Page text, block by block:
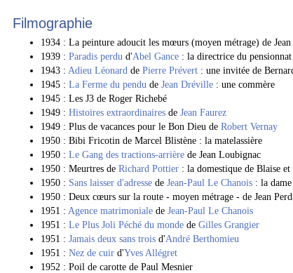
Filmographie
1934 : La peinture adoucit les mœurs (moyen métrage) de
1939 : Paradis perdu d'Abel Gance : la directrice du pensionnat
1943 : Adieu Léonard de Pierre Prévert : une invitée de
1945 : La Ferme du pendu de Jean Dréville : une commère
1945 : Les J3 de Roger Richebé
1949 : Histoires extraordinaires de Jean Faurez
1949 : Plus de vacances pour le Bon Dieu de Robert Vernay
1950 : Bibi Fricotin de Marcel Blistène : la matelassière
1950 : Le Gang des tractions-arrière de Jean Loubignac
1950 : Meurtres de Richard Pottier : la domestique de Blaise et
1950 : Sans laisser d'adresse de Jean-Paul Le Chanois : la
1950 : Deux cœurs sur la route - moyen métrage - de Jean
1951 : Agence matrimoniale de Jean-Paul Le Chanois
1951 : Le Plus Joli Péché du monde de Gilles Grangier
1951 : Jamais deux sans trois d'André Berthomieu
1951 : Nez de cuir d'Yves Allégret
1952 : Poil de carotte de Paul Mesnier